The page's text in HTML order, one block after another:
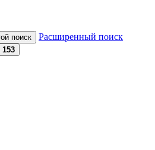
Расширенный поиск
153